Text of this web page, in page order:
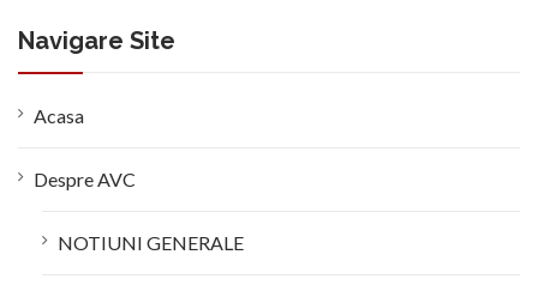
Navigare Site
Acasa
Despre AVC
NOTIUNI GENERALE